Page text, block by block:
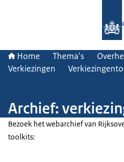
Home Thema's
Verkiezingen
Archief:
Bezoek het webarchief van
toolkits: